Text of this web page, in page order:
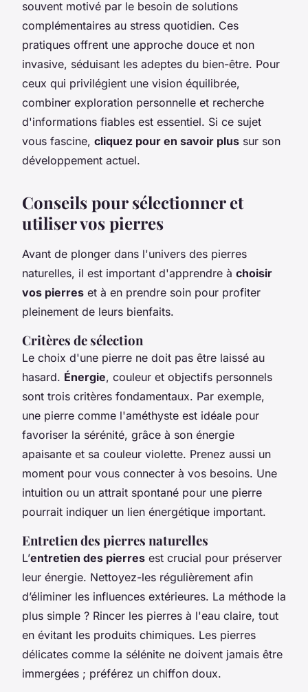
souvent motivé par le besoin de solutions
complémentaires au stress quotidien. Ces
pratiques offrent une approche douce et non
invasive, séduisant les adeptes du bien-être. Pour
ceux qui privilégient une vision équilibrée,
combiner exploration personnelle et recherche
d'informations fiables est essentiel. Si ce sujet
vous fascine, cliquez pour en savoir plus sur son
développement actuel.
Conseils pour sélectionner et
utiliser vos pierres
Avant de plonger dans l'univers des pierres
naturelles, il est important d'apprendre à choisir
vos pierres et à en prendre soin pour profiter
pleinement de leurs bienfaits.
Critères de sélection
Le choix d'une pierre ne doit pas être laissé au
hasard. Énergie, couleur et objectifs personnels
sont trois critères fondamentaux. Par exemple,
une pierre comme l'améthyste est idéale pour
favoriser la sérénité, grâce à son énergie
apaisante et sa couleur violette. Prenez aussi un
moment pour vous connecter à vos besoins. Une
intuition ou un attrait spontané pour une pierre
pourrait indiquer un lien énergétique important.
Entretien des pierres naturelles
L’entretien des pierres est crucial pour préserver
leur énergie. Nettoyez-les régulièrement afin
d’éliminer les influences extérieures. La méthode la
plus simple ? Rincer les pierres à l'eau claire, tout
en évitant les produits chimiques. Les pierres
délicates comme la sélénite ne doivent jamais être
immergées ; préférez un chiffon doux.